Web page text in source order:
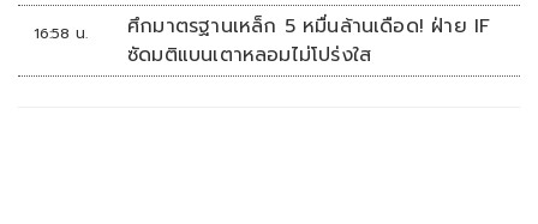
16:58 น.
ศึกมาตรฐานเหล็ก 5 หมื่นล้านเดือด! ฝ่าย IF
ซัดมติแบนเตาหลอมไม่โปร่งใส